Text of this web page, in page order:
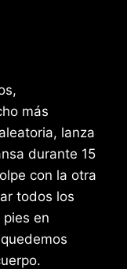
más
lanza
durante 15
con la otra
todos los
en